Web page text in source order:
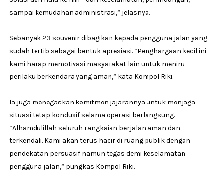
sampai kemudahan administrasi,” jelasnya.
Sebanyak 23 souvenir dibagikan kepada pengguna jalan yang
sudah tertib sebagai bentuk apresiasi. “Penghargaan kecil ini
kami harap memotivasi masyarakat lain untuk meniru
perilaku berkendara yang aman,” kata Kompol Riki.
Ia juga menegaskan komitmen jajarannya untuk menjaga
situasi tetap kondusif selama operasi berlangsung.
“Alhamdulillah seluruh rangkaian berjalan aman dan
terkendali. Kami akan terus hadir di ruang publik dengan
pendekatan persuasif namun tegas demi keselamatan
pengguna jalan,” pungkas Kompol Riki.